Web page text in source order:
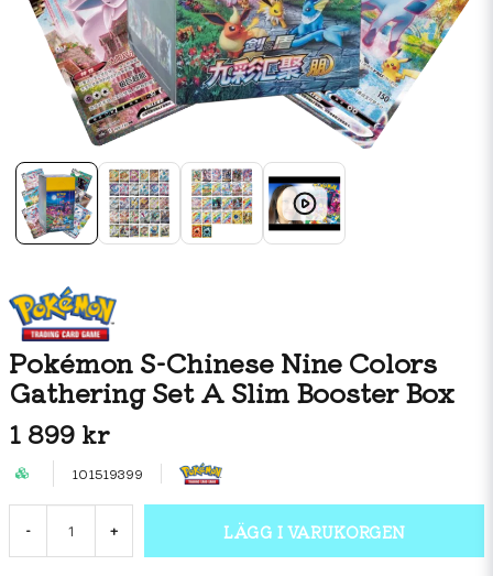
Pokémon S-Chinese Nine Colors
Gathering Set A Slim Booster Box
1 899 kr
101519399
- + LÄGG I VARUKORGEN